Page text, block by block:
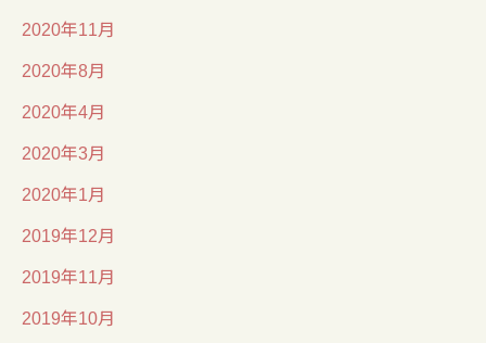
2020年11月
2020年8月
2020年4月
2020年3月
2020年1月
2019年12月
2019年11月
2019年10月